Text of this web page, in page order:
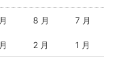
8 月 7 月
2 月 1 月